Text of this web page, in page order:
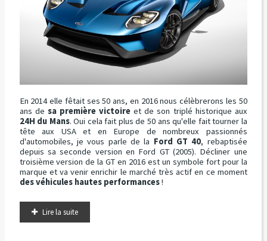
En 2014 elle fêtait ses 50 ans, en 2016 nous célèbrerons les 50
ans de sa première victoire et de son triplé historique aux
24H du Mans. Oui cela fait plus de 50 ans qu'elle fait tourner la
tête aux USA et en Europe de nombreux passionnés
d'automobiles, je vous parle de la Ford GT 40, rebaptisée
depuis sa seconde version en Ford GT (2005). Décliner une
troisième version de la GT en 2016 est un symbole fort pour la
marque et va venir enrichir le marché très actif en ce moment
des véhicules hautes performances!
Lire la suite